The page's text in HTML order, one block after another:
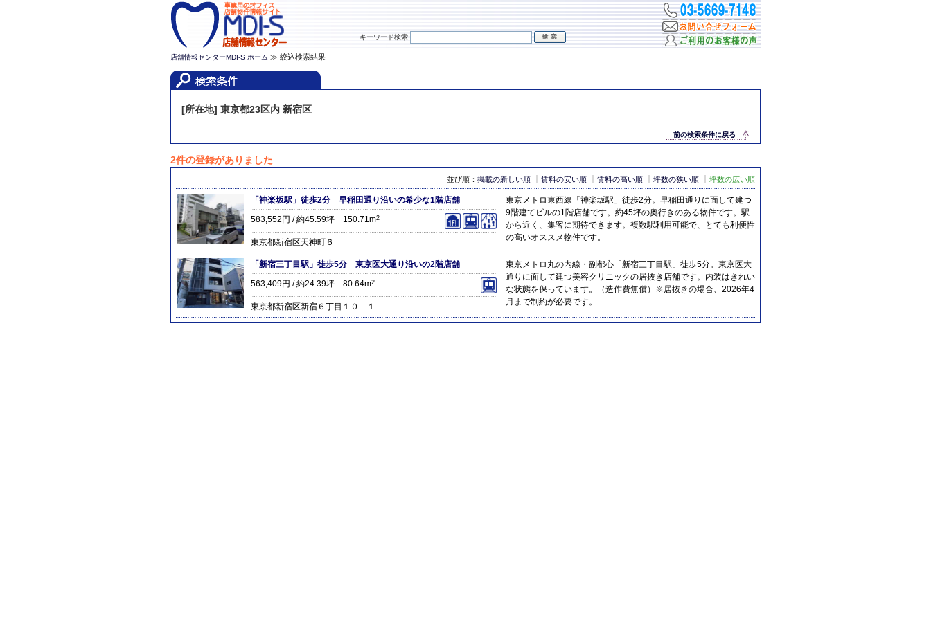
キーワード検索
店舗情報センターMDI-S ホーム ≫ 絞込検索結果
[所在地] 東京都23区内 新宿区
前の検索条件に戻る
2件の登録がありました
並び順： 掲載の新しい順 賃料の安い順 賃料の高い順 坪数の狭い順 坪数の広い順
「神楽坂駅」徒歩2分 早稲田通り沿いの希少な1階店舗
583,552円 / 約45.59坪 150.71m2
東京都新宿区天神町６
東京メトロ東西線「神楽坂駅」徒歩2分。早稲田通りに面して建つ
9階建てビルの1階店舗です。約45坪の奥行きのある物件です。駅
から近く、集客に期待できます。複数駅利用可能で、とても利便性
の高いオススメ物件です。
「新宿三丁目駅」徒歩5分 東京医大通り沿いの2階店舗
563,409円 / 約24.39坪 80.64m2
東京都新宿区新宿６丁目１０－１
東京メトロ丸の内線・副都心「新宿三丁目駅」徒歩5分。東京医大
通りに面して建つ美容クリニックの居抜き店舗です。内装はきれい
な状態を保っています。（造作費無償）※居抜きの場合、2026年4
月まで制約が必要です。